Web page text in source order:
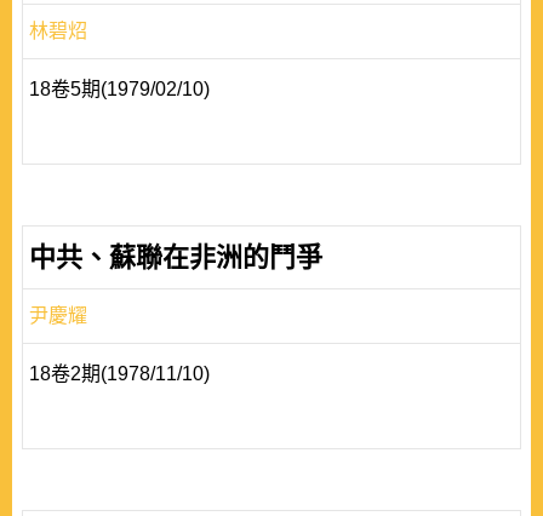
林碧炤
18卷5期(1979/02/10)
中共、蘇聯在非洲的鬥爭
尹慶耀
18卷2期(1978/11/10)